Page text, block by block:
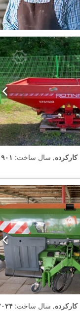
کارکرده, سال ساخت:
کارکرده, سال ساخت: